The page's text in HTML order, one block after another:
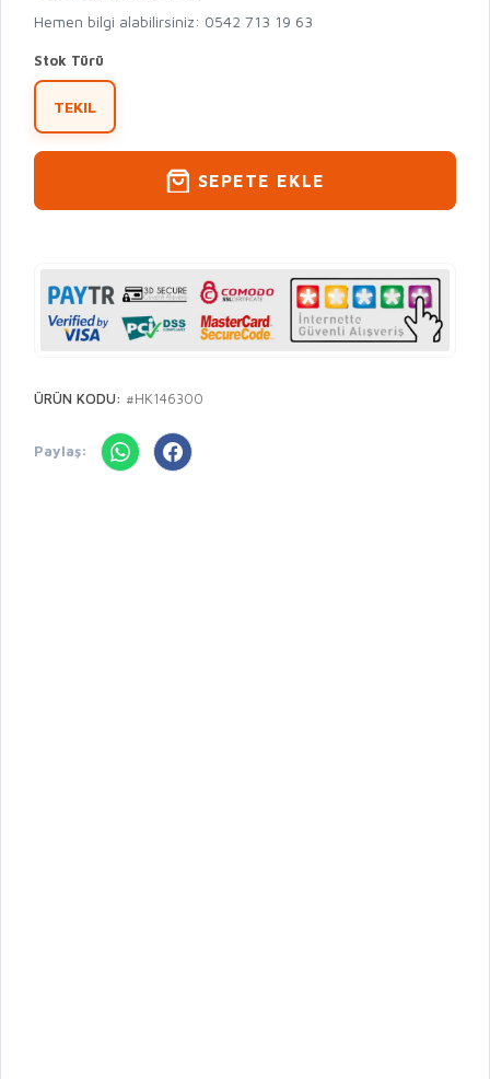
Hemen bilgi alabilirsiniz: 0542 713 19 63
Stok Türü
TEKIL
SEPETE EKLE
ÜRÜN KODU: #HK146300
Paylaş: